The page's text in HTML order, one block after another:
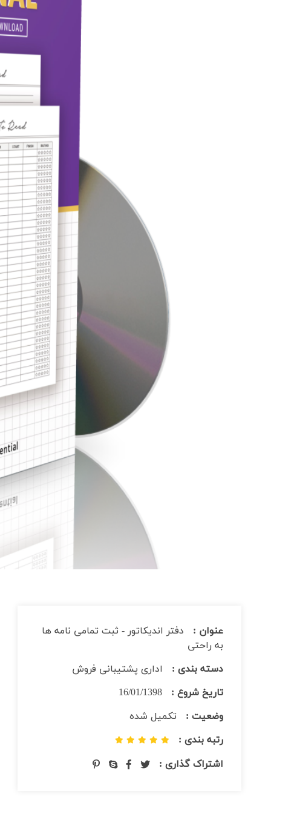
عنوان :
دفتر اندیکاتور - ثبت تمامی نامه ها
به راحتی
دسته بندی :
اداری پشتیبانی فروش
تاریخ شروع :
وضعیت :
تکمیل شده
رتبه بندی :
اشتراک گذاری :